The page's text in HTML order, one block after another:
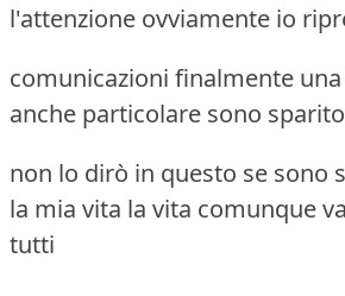
l'attenzione ovviamente io
comunicazioni finalmente
anche particolare sono
non lo dirò in questo se sono
la mia vita la vita comunque
tutti